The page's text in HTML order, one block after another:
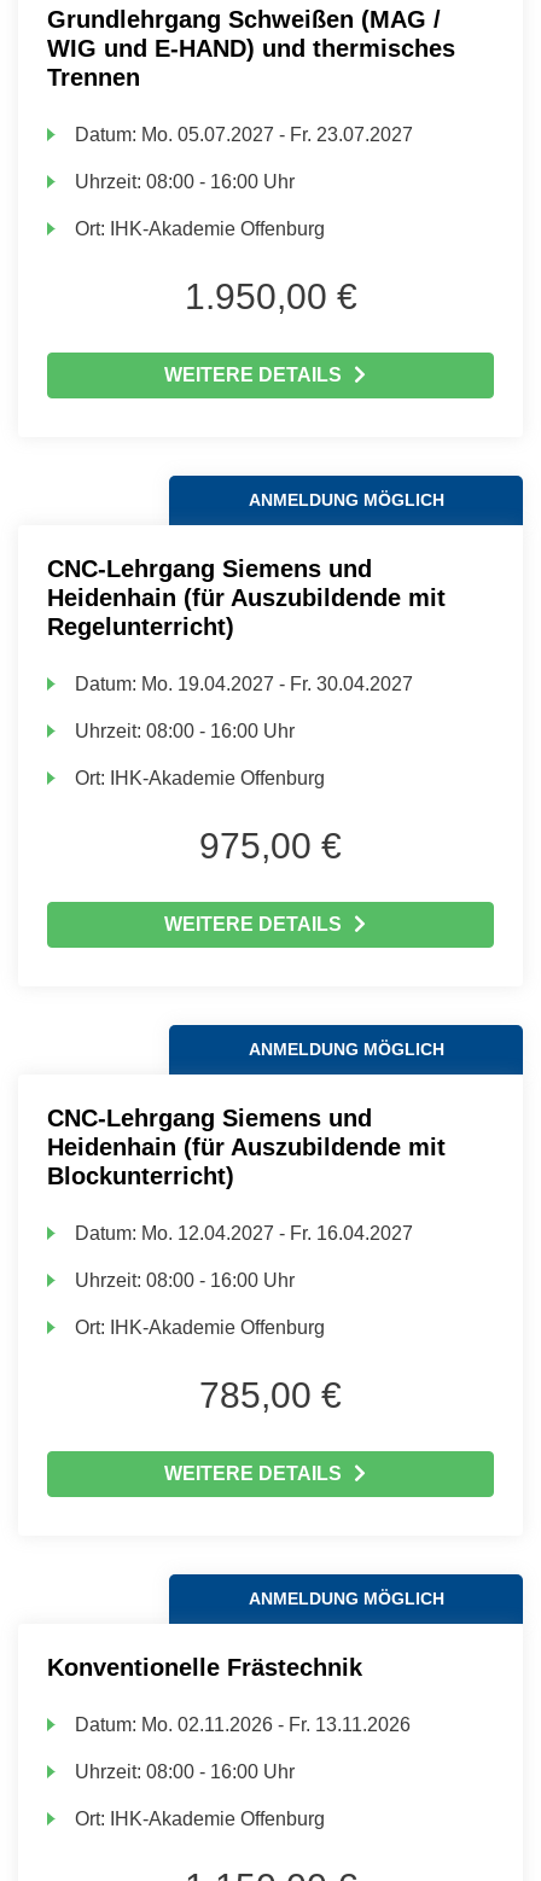
Grundlehrgang Schweißen (MAG /
WIG und E-HAND) und thermisches
Trennen
Datum: Mo. 05.07.2027 - Fr. 23.07.2027
Uhrzeit:08:00 - 16:00 Uhr
Ort: IHK-Akademie Offenburg
1.950,00 €
WEITERE DETAILS
ANMELDUNG MÖGLICH
CNC-Lehrgang Siemens und
Heidenhain (für Auszubildende mit
Regelunterricht)
Datum: Mo. 19.04.2027 - Fr. 30.04.2027
Uhrzeit:08:00 - 16:00 Uhr
Ort: IHK-Akademie Offenburg
975,00 €
WEITERE DETAILS
ANMELDUNG MÖGLICH
CNC-Lehrgang Siemens und
Heidenhain (für Auszubildende mit
Blockunterricht)
Datum: Mo. 12.04.2027 - Fr. 16.04.2027
Uhrzeit:08:00 - 16:00 Uhr
Ort: IHK-Akademie Offenburg
785,00 €
WEITERE DETAILS
ANMELDUNG MÖGLICH
Konventionelle Frästechnik
Datum: Mo. 02.11.2026 - Fr. 13.11.2026
Uhrzeit:08:00 - 16:00 Uhr
Ort: IHK-Akademie Offenburg